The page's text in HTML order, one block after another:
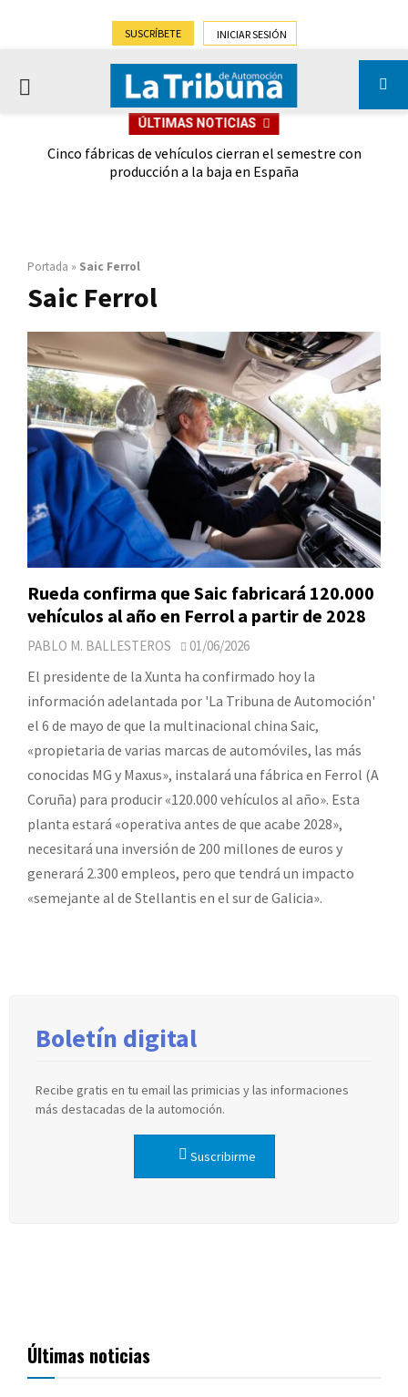
SUSCRÍBETE INICIAR SESIÓN
PRIMARY
ÚLTIMAS NOTICIAS
Cinco fábricas de vehículos cierran el semestre con
producción a la baja en España
Portada » Saic Ferrol
Saic Ferrol
Rueda confirma que Saic fabricará 120.000
vehículos al año en Ferrol a partir de 2028
PABLO M. BALLESTEROS 01/06/2026
El presidente de la Xunta ha confirmado hoy la
información adelantada por 'La Tribuna de Automoción'
el 6 de mayo de que la multinacional china Saic,
«propietaria de varias marcas de automóviles, las más
conocidas MG y Maxus», instalará una fábrica en Ferrol (A
Coruña) para producir «120.000 vehículos al año». Esta
planta estará «operativa antes de que acabe 2028»,
necesitará una inversión de 200 millones de euros y
generará 2.300 empleos, pero que tendrá un impacto
«semejante al de Stellantis en el sur de Galicia».
Boletín digital
Recibe gratis en tu email las primicias y las informaciones
más destacadas de la automoción.
Suscribirme
Últimas noticias